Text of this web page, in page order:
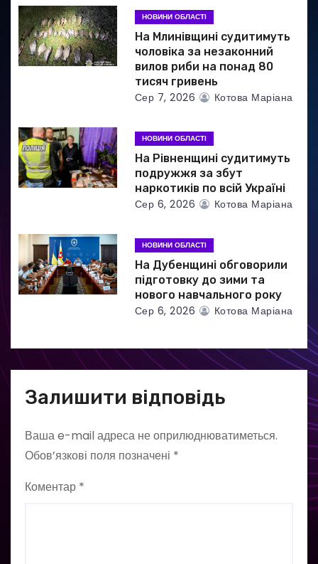
и
с
і
НОВИНИ ОБЛАСТІ
На Млинівщині судитимуть
чоловіка за незаконний
вилов риби на понад 80
тисяч гривень
Сер 7, 2026 Котова Маріана
НОВИНИ ОБЛАСТІ
На Рівненщині судитимуть
подружжя за збут
наркотиків по всій Україні
Сер 6, 2026 Котова Маріана
НОВИНИ ОБЛАСТІ
На Дубенщині обговорили
підготовку до зими та
нового навчального року
Сер 6, 2026 Котова Маріана
Залишити відповідь
Ваша e-mail адреса не оприлюднюватиметься.
Обов’язкові поля позначені *
Коментар *